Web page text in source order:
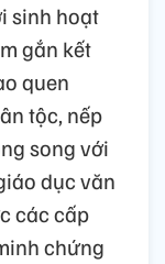
sinh hoạt
gắn kết
quen
tộc, nếp
song với
dục văn
các cấp
chứng